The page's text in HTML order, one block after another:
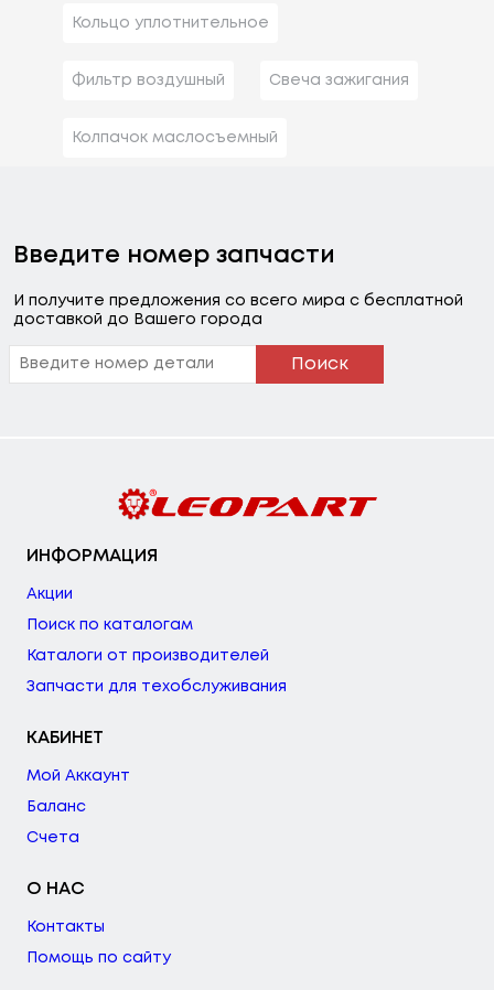
Кольцо уплотнительное
Фильтр воздушный Свеча зажигания
Колпачок маслосъемный
Введите номер запчасти
И получите предложения со всего мира с бесплатной
доставкой до Вашего города
Поиск
ИНФОРМАЦИЯ
Акции
Поиск по каталогам
Каталоги от производителей
Запчасти для техобслуживания
КАБИНЕТ
Мой Аккаунт
Баланс
Счета
О НАС
Контакты
Помощь по сайту